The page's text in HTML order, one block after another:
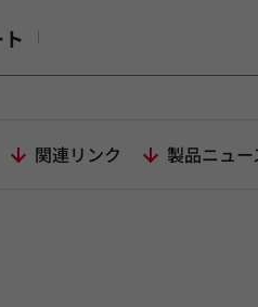
関連リンク 製品ニュー